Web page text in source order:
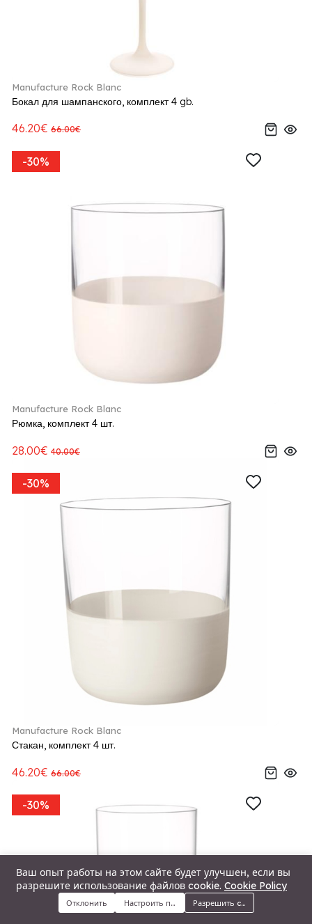
Меню Категории Поиск Корзина
Manufacture Rock Blanc
Бокал для шампанского, комплект 4 gb.
46.20€ 66.00€
-30%
Manufacture Rock Blanc
Рюмка, комплект 4 шт.
28.00€ 40.00€
-30%
Manufacture Rock Blanc
Стакан, комплект 4 шт.
46.20€ 66.00€
-30%
Ваш опыт работы на этом сайте будет улучшен, если вы
разрешите использование файлов cookie. Cookie Policy
Отклонить Настроить предпочтенияРазрешить cookie